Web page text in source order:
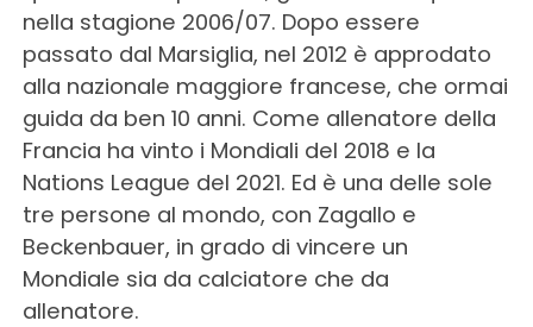
nella stagione 2006/07. Dopo essere
passato dal Marsiglia, nel 2012 è approdato
alla nazionale maggiore francese, che ormai
guida da ben 10 anni. Come allenatore della
Francia ha vinto i Mondiali del 2018 e la
Nations League del 2021. Ed è una delle sole
tre persone al mondo, con Zagallo e
Beckenbauer, in grado di vincere un
Mondiale sia da calciatore che da
allenatore.